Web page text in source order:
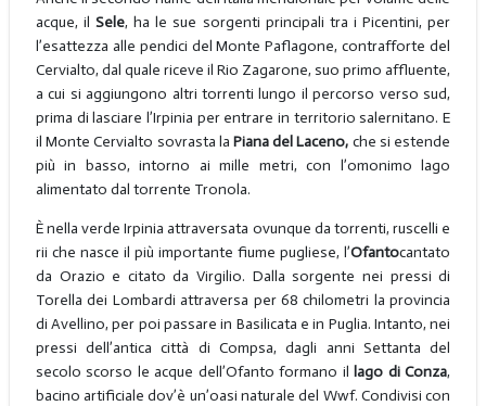
acque, ilSele, ha le sue sorgenti principali tra i Picentini, per
l’esattezza alle pendici del Monte Paflagone, contrafforte del
Cervialto, dal quale riceve il Rio Zagarone, suo primo affluente,
a cui si aggiungono altri torrenti lungo il percorso verso sud,
prima di lasciare l’Irpinia per entrare in territorio salernitano. E
il Monte Cervialto sovrasta la Piana del Laceno, che si estende
più in basso, intorno ai mille metri, con l’omonimo lago
alimentato dal torrente Tronola.
È nella verde Irpinia attraversata ovunque da torrenti, ruscelli e
rii che nasce il più importante fiume pugliese, l’Ofantocantato
da Orazio e citato da Virgilio. Dalla sorgente nei pressi di
Torella dei Lombardi attraversa per 68 chilometri la provincia
di Avellino, per poi passare in Basilicata e in Puglia. Intanto, nei
pressi dell’antica città di Compsa, dagli anni Settanta del
secolo scorso le acque dell’Ofanto formano il lago di Conza,
bacino artificiale dov’è un’oasi naturale del Wwf. Condivisi con